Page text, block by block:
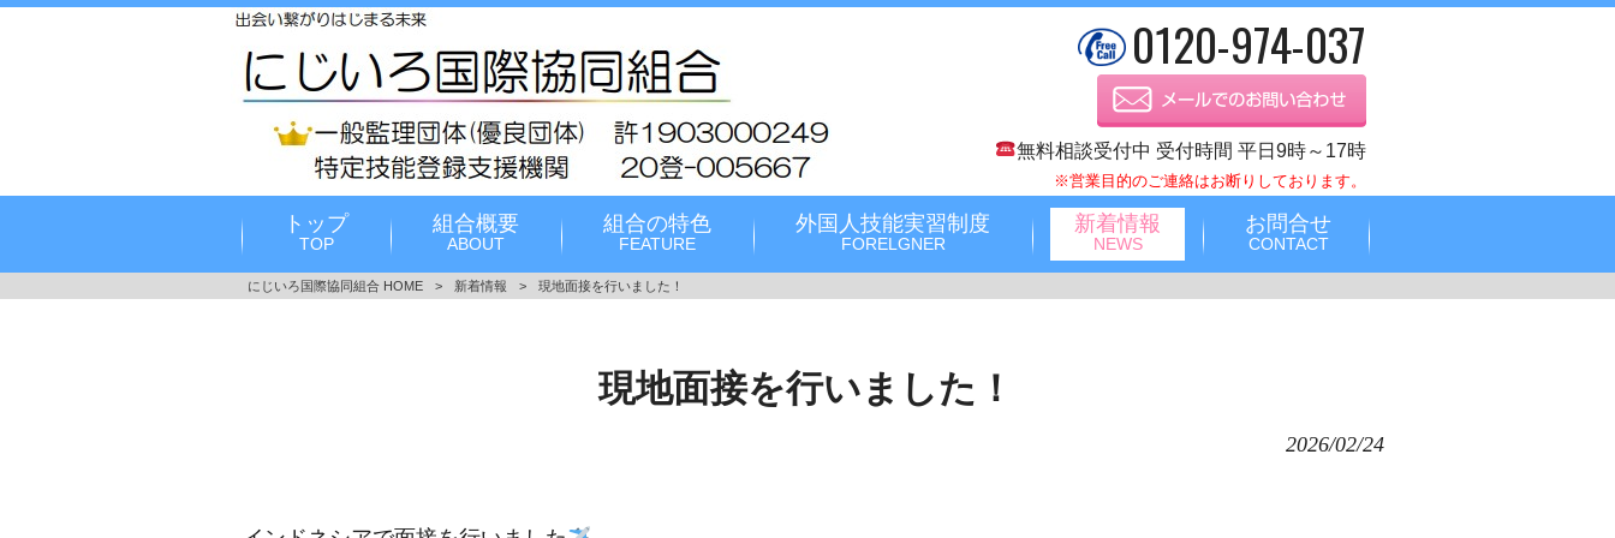
0120-974-037
無料相談受付中 受付時間 平日9時～17時
※営業目的のご連絡はお断りしております。
トップ
TOP
組合概要
ABOUT
組合の特色
FEATURE
外国人技能実習制度
FORELGNER
新着情報
NEWS
お問合せ
CONTACT
にじいろ国際協同組合 HOME > 新着情報 > 現地面接を行いました！
現地面接を行いました！
2026/02/24